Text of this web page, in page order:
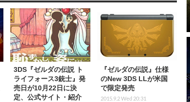
3DS『ゼルダの伝説 ト
ライフォース3銃士』発
売日が10月22日に決
定、公式サイト・紹介
『ゼルダの伝説』仕様
のNew 3DS LLが米国
で限定発売
2015.9.2 Wed 20:31